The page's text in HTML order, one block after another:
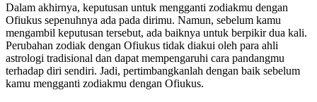
Dalam akhirnya, keputusan untuk mengganti zodiakmu dengan
Ofiukus sepenuhnya ada pada dirimu. Namun, sebelum kamu
mengambil keputusan tersebut, ada baiknya untuk berpikir dua kali.
Perubahan zodiak dengan Ofiukus tidak diakui oleh para ahli
astrologi tradisional dan dapat mempengaruhi cara pandangmu
terhadap diri sendiri. Jadi, pertimbangkanlah dengan baik sebelum
kamu mengganti zodiakmu dengan Ofiukus.